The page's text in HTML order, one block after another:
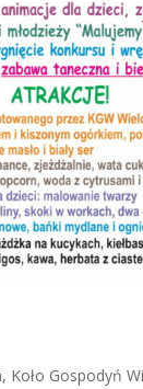
Koło Gospodyń